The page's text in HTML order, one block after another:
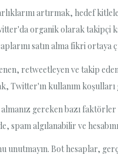
artırmak, hedef
organik olarak takipçi
satın alma fikri ortaya
retweetleyen ve takip eden
kullanım koşulları
gereken bazı
algılanabilir ve
unutmayın. Bot hesaplar,